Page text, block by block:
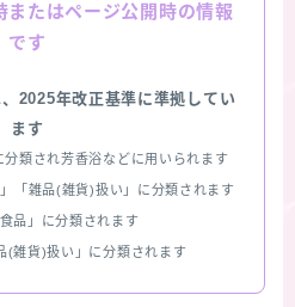
またはページ公開時の情報
です
2025年改正基準に準拠してい
ます
類され芳香浴などに用いられます
「雑品(雑貨)扱い」に分類されます
品」に分類されます
(雑貨)扱い」に分類されます